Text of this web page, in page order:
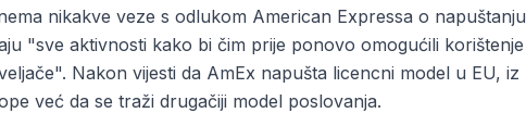
nikakve veze s odlukom American Expressa o napuštanju
"sve aktivnosti kako bi čim prije ponovo omogućili korištenje
Nakon vijesti da AmEx napušta licencni model u EU, iz
već da se traži drugačiji model poslovanja.